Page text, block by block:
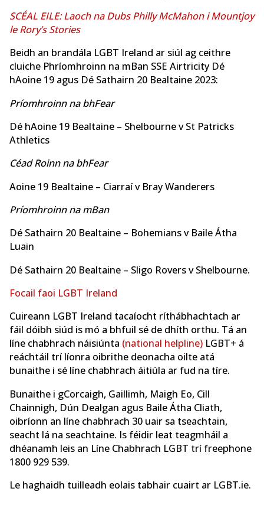
SCÉAL EILE: Laoch na Dubs Philly McMahon i Mountjoy
le Rory’s Stories
Beidh an brandála LGBT Ireland ar siúl ag ceithre
cluiche Phríomhroinn na mBan SSE Airtricity Dé
hAoine 19 agus Dé Sathairn 20 Bealtaine 2023:
Príomhroinn na bhFear
Dé hAoine 19 Bealtaine – Shelbourne v St Patricks
Athletics
Céad Roinn na bhFear
Aoine 19 Bealtaine – Ciarraí v Bray Wanderers
Príomhroinn na mBan
Dé Sathairn 20 Bealtaine – Bohemians v Baile Átha
Luain
Dé Sathairn 20 Bealtaine – Sligo Rovers v Shelbourne.
Focail faoi LGBT Ireland
Cuireann LGBT Ireland tacaíocht ríthábhachtach ar
fáil dóibh siúd is mó a bhfuil sé de dhíth orthu. Tá an
líne chabhrach náisiúnta (national helpline) LGBT+ á
reáchtáil trí líonra oibrithe deonacha oilte atá
bunaithe i sé líne chabhrach áitiúla ar fud na tíre.
Bunaithe i gCorcaigh, Gaillimh, Maigh Eo, Cill
Chainnigh, Dún Dealgan agus Baile Átha Cliath,
oibríonn an líne chabhrach 30 uair sa tseachtain,
seacht lá na seachtaine. Is féidir leat teagmháil a
dhéanamh leis an Líne Chabhrach LGBT trí freephone
1800 929 539.
Le haghaidh tuilleadh eolais tabhair cuairt ar LGBT.ie.